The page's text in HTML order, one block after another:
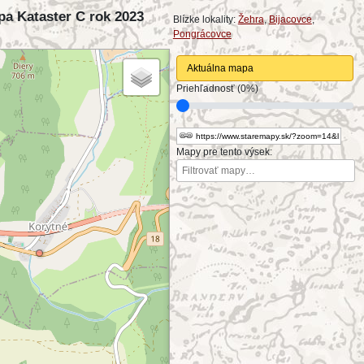
Kataster C rok 2023 Blízke lokality: Žehra,Bijacovce,
Pongrácovce
Aktuálna mapa
Priehľadnosť (0%)
Mapy pre tento výsek: